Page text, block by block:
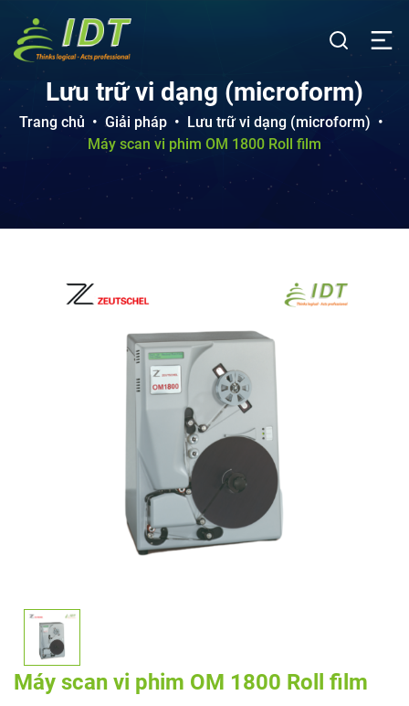
Lưu trữ vi dạng (microform)
Trang chủ • Giải pháp • Lưu trữ vi dạng (microform) •
Máy scan vi phim OM 1800 Roll film
Máy scan vi phim OM 1800 Roll film